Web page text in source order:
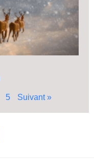
5 Suivant »